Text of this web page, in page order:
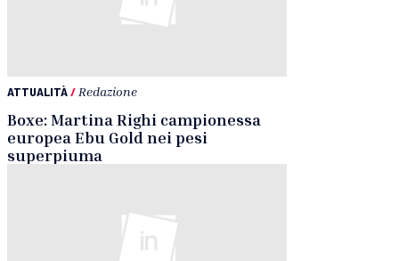
ATTUALITÀ/ Redazione
Boxe: Martina Righi campionessa
europea Ebu Gold nei pesi
superpiuma